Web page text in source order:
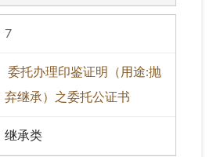
7
委托办理印鉴证明（用途:抛
弃继承）之委托公证书
继承类